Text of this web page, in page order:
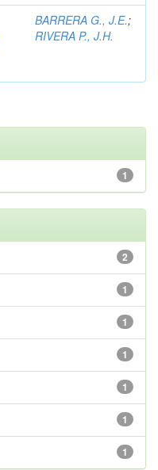
BARRERA G., J.E.;
RIVERA P., J.H.
1
2
1
1
1
1
1
1